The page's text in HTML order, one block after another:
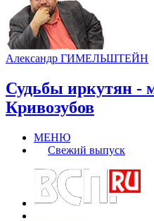
Александр ГИМЕЛЬШТЕЙН
Судьбы иркутян -
Кривозубов
МЕНЮ
Свежий выпуск